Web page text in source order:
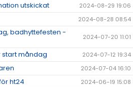
utskickat 2024-08-29 19:06
2024-08-28 08:54
badhyttefesten -
2024-07-20 11:01
start måndag 2024-07-12 19:34
2024-07-04 16:10
ht24 2024-06-19 15:08